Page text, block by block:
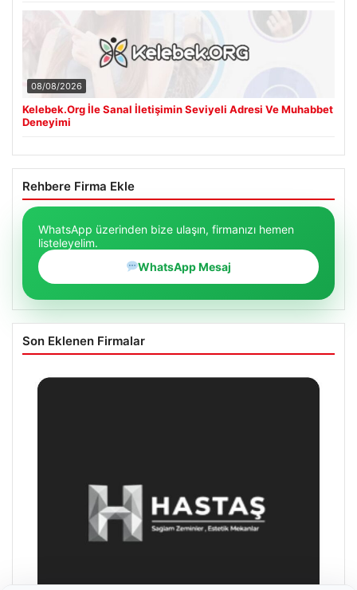
08/08/2026
Kelebek.Org İle Sanal İletişimin Seviyeli Adresi Ve Muhabbet
Deneyimi
Rehbere Firma Ekle
WhatsApp üzerinden bize ulaşın, firmanızı hemen
listeleyelim.
WhatsApp Mesaj
Son Eklenen Firmalar